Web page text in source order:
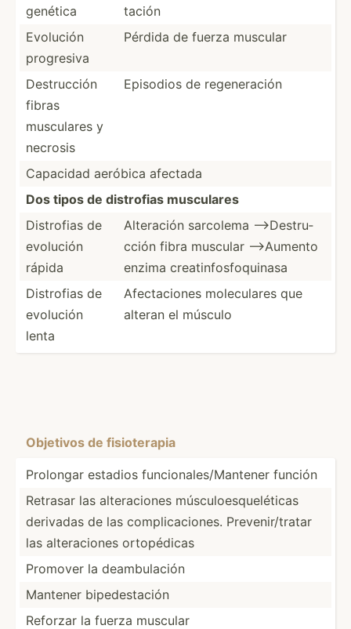
genética
tación
Evolución
progresiva
Pérdida de fuerza muscular
Destru­cción
fibras
musculares y
necrosis
Episodios de regene­ración
Capacidad aeróbica afectada
Dos tipos de distrofias musculares
Distrofias de
evolución
rápida
Alteración sarcolema -->­Des­tru­
cción fibra muscular -->­Aumento
enzima creati­nfo­sfo­quinasa
Distrofias de
evolución
lenta
Afecta­ciones molecu­lares que
alteran el músculo
Obje­tivos de fisiot­era­pia
Prolongar estadios funcio­nal­es/­Man­tener función
Retrasar las altera­ciones múscul­oes­que­léticas
derivadas de las compli­cac­iones. Preven­ir/­tratar
las altera­ciones ortopé­dicas
Promover la deambu­lación
Mantener bipede­stación
Reforzar la fuerza muscular